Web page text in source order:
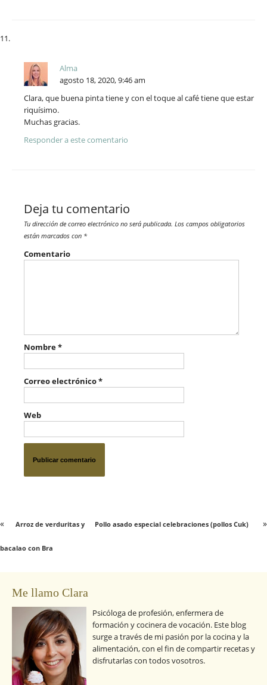
Alma
agosto 18, 2020, 9:46 am
Clara, que buena pinta tiene y con el toque al café tiene que estar
riquísimo.
Muchas gracias.
Responder a este comentario
Deja tu comentario
Tu dirección de correo electrónico no será publicada. Los campos obligatorios
están marcados con *
Comentario
Nombre*
Correo electrónico*
Web
Pollo asado especial celebraciones (pollos Cuk) »
« Arroz de verduritas y
bacalao con Bra
Me llamo Clara
Psicóloga de profesión, enfermera de
formación y cocinera de vocación. Este blog
surge a través de mi pasión por la cocina y la
alimentación, con el fin de compartir recetas y
disfrutarlas con todos vosotros.